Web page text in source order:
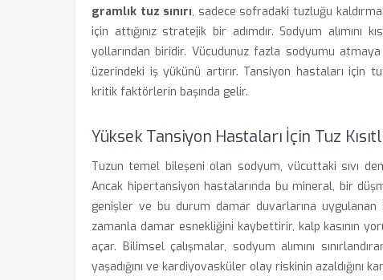
gramlık tuz sınırı, sadece sofradaki tuzluğu
için attığınız stratejik bir adımdır. Sodyum alımını
yollarından biridir. Vücudunuz fazla sodyumu
üzerindeki iş yükünü artırır. Tansiyon hastaları
kritik faktörlerin başında gelir.
Yüksek Tansiyon Hastaları İçin Tuz
Tuzun temel bileşeni olan sodyum, vücuttaki sıvı
Ancak hipertansiyon hastalarında bu mineral, bir
genişler ve bu durum damar duvarlarına uygulanan
zamanla damar esnekliğini kaybettirir, kalp kasının
açar. Bilimsel çalışmalar, sodyum alımını
yaşadığını ve kardiyovasküler olay riskinin azaldığını